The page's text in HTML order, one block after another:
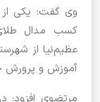
وی گفت: یکی از
کسب مدال
عظیم‌نیا از
آموزش و پرورش